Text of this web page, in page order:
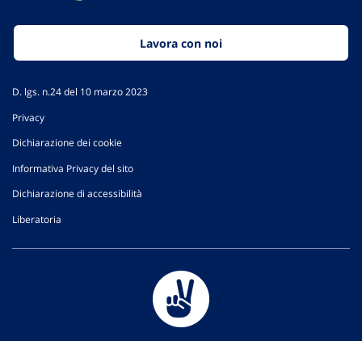
Lavora con noi
D. lgs. n.24 del 10 marzo 2023
Privacy
Dichiarazione dei cookie
Informativa Privacy del sito
Dichiarazione di accessibilità
Liberatoria